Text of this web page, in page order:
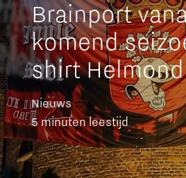
Brainport
komend
shirt
Nieuws
5 minuten leestijd